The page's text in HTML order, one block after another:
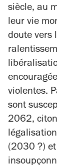
siècle, au
leur vie
doute vers
violentes.
sont
2062,
(2030 ?)